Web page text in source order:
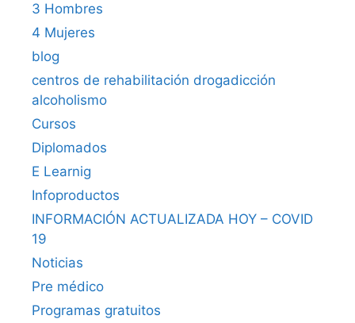
3 Hombres
4 Mujeres
blog
centros de rehabilitación drogadicción
alcoholismo
Cursos
Diplomados
E Learnig
Infoproductos
INFORMACIÓN ACTUALIZADA HOY – COVID
19
Noticias
Pre médico
Programas gratuitos